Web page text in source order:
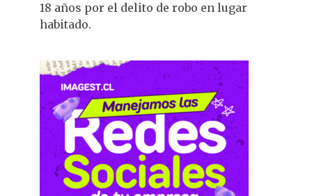
18 años por el delito de robo en lugar
habitado.